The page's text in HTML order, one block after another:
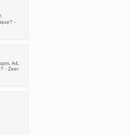
-
A4,
- Zeer